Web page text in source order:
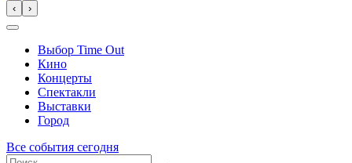
‹ ›
Выбор Time Out
Кино
Концерты
Спектакли
Выставки
Город
Все события сегодня